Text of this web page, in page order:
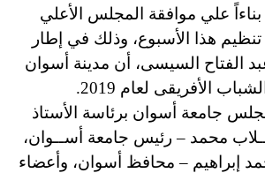
بناءاً علي موافقة المجلس الأعلي
هذا الأسبوع، وذلك في إطار
الفتاح السيسى، أن مدينة أسوان
الأفريقى لعام 2019.
جامعة أسوان برئاسة الأستاذ
محمد – رئيس جامعة أســوان،
إبراهيم – محافظ أسوان، وأعضاء